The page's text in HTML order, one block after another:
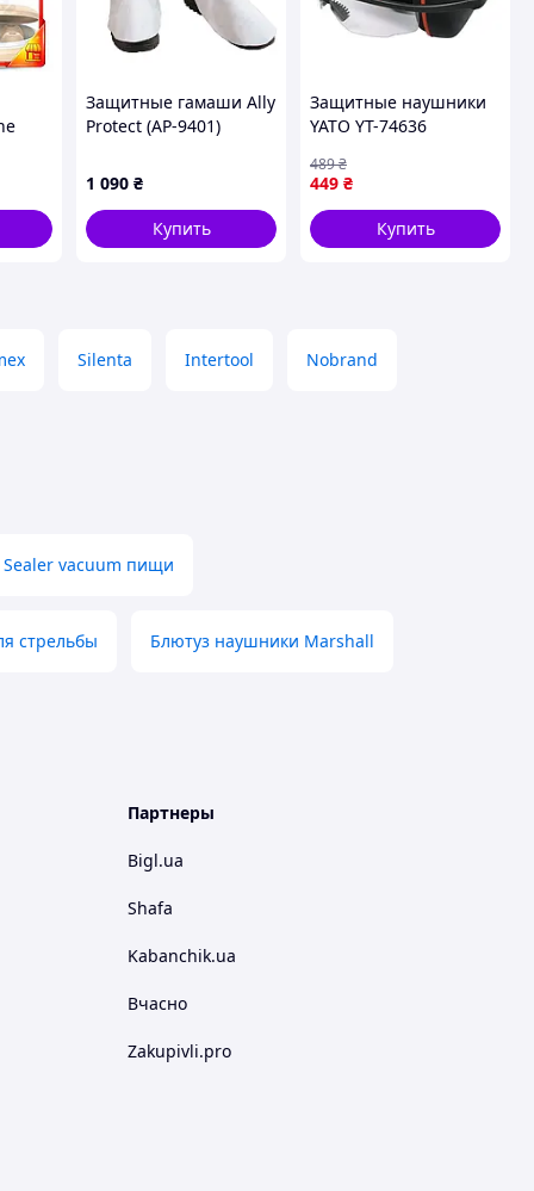
45dB
Защитные гамаши Ally
Protect (AP-9401)
1 090 ₴
Купить
Защитные наушники
YATO YT-74636
449 ₴
489₴
Купить
Silenta Intertool Nobrand
Sealer vacuum пищи
стрельбы Блютуз наушники Marshall
Партнеры
Bigl.ua
Shafa
Kabanchik.ua
Вчасно
Zakupivli.pro